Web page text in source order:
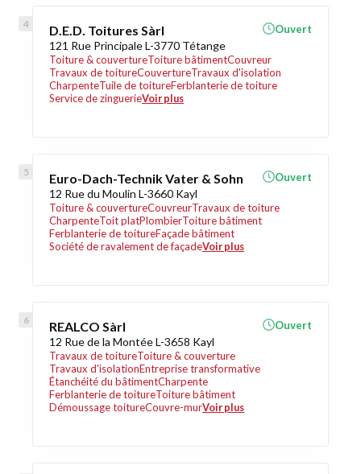
D.E.D. Toitures Sàrl
121 Rue Principale L-3770 Tétange
Toiture & couvertureToiture bâtimentCouvreur
Travaux de toitureCouvertureTravaux d'isolation
CharpenteTuile de toitureFerblanterie de toiture
Service de zinguerieVoir plus
Ouvert
Euro-Dach-Technik Vater & Sohn
12 Rue du Moulin L-3660 Kayl
Toiture & couvertureCouvreurTravaux de toiture
CharpenteToit platPlombierToiture bâtiment
Ferblanterie de toitureFaçade bâtiment
Société de ravalement de façadeVoir plus
Ouvert
REALCO Sàrl
12 Rue de la Montée L-3658 Kayl
Travaux de toitureToiture & couverture
Travaux d'isolationEntreprise transformative
Étanchéité du bâtimentCharpente
Ferblanterie de toitureToiture bâtiment
Démoussage toitureCouvre-murVoir plus
Ouvert